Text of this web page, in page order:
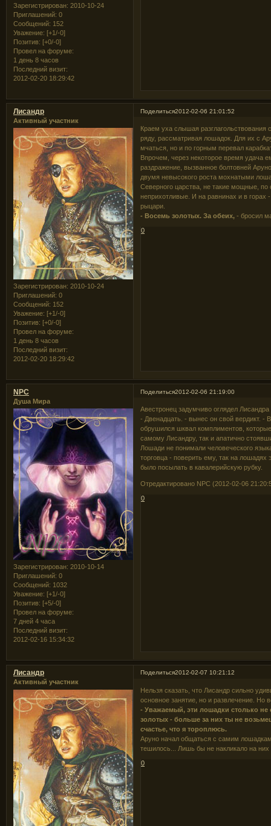
Зарегистрирован: 2010-10-24
Приглашений: 0
Сообщений: 152
Уважение: [+1/-0]
Позитив: [+0/-0]
Провел на форуме:
1 день 8 часов
Последний визит:
2012-02-20 18:29:42
Поделиться2012-02-06 21:01:52
Лисандр
Активный участник
Зарегистрирован: 2010-10-24
Приглашений: 0
Сообщений: 152
Уважение: [+1/-0]
Позитив: [+0/-0]
Провел на форуме:
1 день 8 часов
Последний визит:
2012-02-20 18:29:42
Краем уха слышая
ряду, рассматривая лошадок. Для их с
мчаться, но и по горным перевал
Впрочем, через некоторое время удача
раздражение, вызванное болтовней
двумя невысокого роста мохнатыми
Северного царства, не такие мощные,
неприхотливые. И на равнинах и в
рыцари.
- Восемь золотых. За обеих, - бросил
0
Поделиться2012-02-06 21:19:00
NPC
Душа Мира
Зарегистрирован: 2010-10-14
Приглашений: 0
Сообщений: 1032
Уважение: [+1/-0]
Позитив: [+5/-0]
Провел на форуме:
7 дней 4 часа
Последний визит:
2012-02-16 15:34:32
Авестронец задумчиво оглядел
- Двенадцать. - вынес он свой вердикт. -
обрушился шквал комплиментов,
самому Лисандру, так и апатично
Лошади не понимали человеческого
торговца - поверить ему, так на
было посылать в кавалерийскую рубку.
Отредактировано NPC (2012-02-06
0
Поделиться2012-02-07 10:21:12
Лисандр
Активный участник
Нельзя сказать, что Лисандр сильно
основное занятие, но и развлечение. Но
- Уважаемый, эти лошадки столько не
золотых - больше за них ты не
счастье, что я тороплюсь.
Аруно начал общаться с самим
тешилось... Лишь бы не накликало на
0